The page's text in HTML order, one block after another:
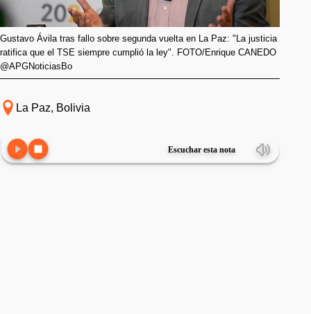
Gustavo Ávila tras fallo sobre segunda vuelta en La Paz: "La justicia
ratifica que el TSE siempre cumplió la ley". FOTO/Enrique CANEDO
@APGNoticiasBo
La Paz, Bolivia
Escuchar esta nota